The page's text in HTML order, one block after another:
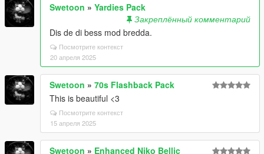
Swetoon » Yardies Pack
Закреплённый комментарий
Dis de di bess mod bredda.
Посмотрите контекст
20 апреля 2025
Swetoon » 70s Flashback Pack
This is beautiful <3
Посмотрите контекст
15 апреля 2025
Swetoon » Enhanced Niko Bellic